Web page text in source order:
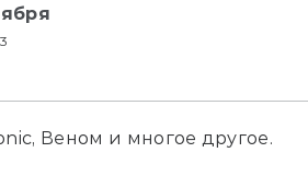
Веном и многое другое.